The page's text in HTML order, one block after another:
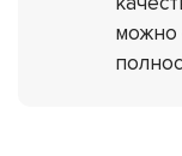
можно